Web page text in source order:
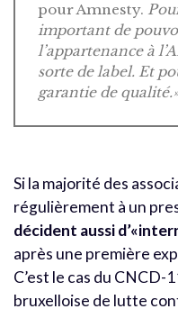
pour Amnesty.
important de
l’appartenance à
sorte de label. Et
garantie de
Si la majorité des
régulièrement à un
décident aussi
après une première
C’est le cas du CNCD-
bruxelloise de lutte